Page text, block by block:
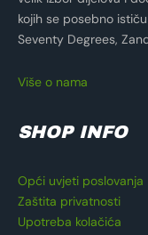
kojih se posebno
Seventy Degrees,
Više o nama
SHOP INFO
Opći uvjeti poslovanja
Zaštita privatnosti
Upotreba kolačića